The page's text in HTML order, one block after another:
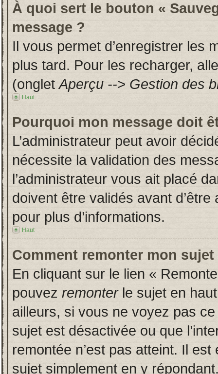
À quoi sert le bouton «
message ?
Il vous permet d’enregistrer les
plus tard. Pour les recharger,
(ongletAperçu --> Gestion des
Haut
Pourquoi mon message doit
L’administrateur peut avoir
nécessite la validation des
l’administrateur vous ait placé
doivent être validés avant
pour plus d’informations.
Haut
Comment remonter mon sujet
En cliquant sur le lien «
pouvez remonterle sujet en
ailleurs, si vous ne voyez pas
sujet est désactivée ou que
remontée n’est pas atteint. Il
sujet simplement en y